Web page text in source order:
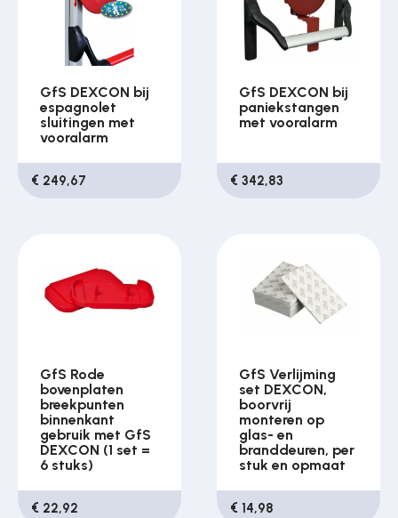
GfS DEXCON bij
espagnolet
sluitingen met
vooralarm
€ 249,67
GfS DEXCON bij
paniekstangen
met vooralarm
€ 342,83
GfS Rode
bovenplaten
breekpunten
binnenkant
gebruik met GfS
DEXCON (1 set =
6 stuks)
€ 22,92
GfS Verlijming
set DEXCON,
boorvrij
monteren op
glas- en
branddeuren, per
stuk en opmaat
€ 14,98